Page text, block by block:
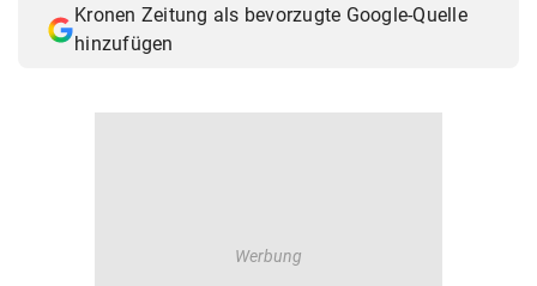
Kronen Zeitung als bevorzugte Google-Quelle
hinzufügen